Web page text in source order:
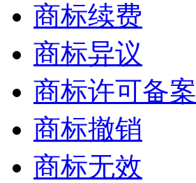
商标续费
商标异议
商标许可备案
商标撤销
商标无效